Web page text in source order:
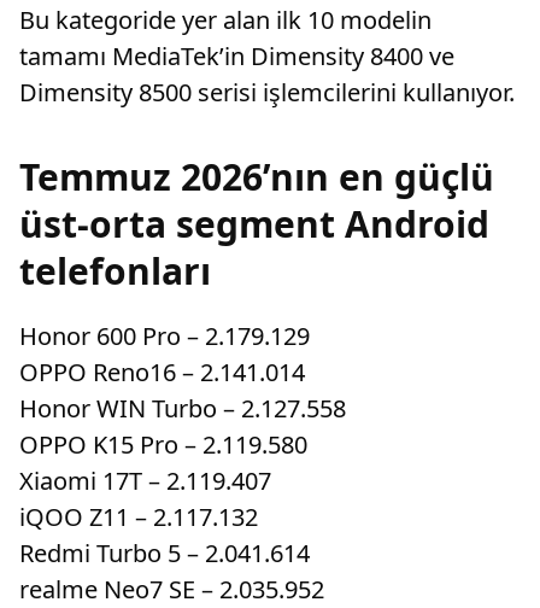
Bu kategoride yer alan ilk 10 modelin
tamamı MediaTek’in Dimensity 8400 ve
Dimensity 8500 serisi işlemcilerini kullanıyor.
Temmuz 2026’nın en güçlü
üst-orta segment Android
telefonları
Honor 600 Pro – 2.179.129
OPPO Reno16 – 2.141.014
Honor WIN Turbo – 2.127.558
OPPO K15 Pro – 2.119.580
Xiaomi 17T – 2.119.407
iQOO Z11 – 2.117.132
Redmi Turbo 5 – 2.041.614
realme Neo7 SE – 2.035.952